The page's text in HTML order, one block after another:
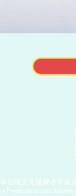
伝統文化後継者育成
Preservation and